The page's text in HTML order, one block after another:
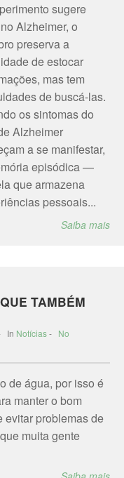
sugere
Alzheimer, o
preserva a
de estocar
mas tem
de buscá-las.
os sintomas do
Alzheimer
a se manifestar,
episódica —
que armazena
pessoais...
Saiba mais
TAMBÉM
In Notícias- No
de água, por isso é
manter o bom
evitar problemas de
muita gente